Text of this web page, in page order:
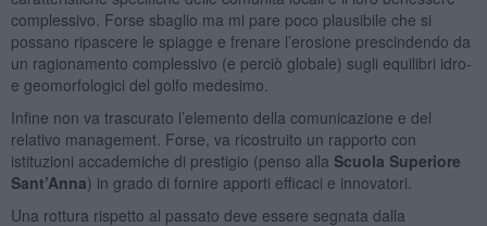
complessivo. Forse sbaglio ma mi pare poco plausibile che si
possano ripascere le spiagge e frenare l’erosione prescindendo da
un ragionamento complessivo (e perciò globale) sugli equilibri idro-
e geomorfologici del golfo medesimo.
Infine non va trascurato l’elemento della comunicazione e del
relativo management. Forse, va ricostruito un rapporto con
istituzioni accademiche di prestigio (penso alla Scuola Superiore
Sant’Anna) in grado di fornire apporti efficaci e innovatori.
Una rottura rispetto al passato deve essere segnata dalla